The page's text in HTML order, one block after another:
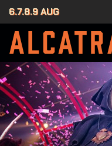
6.7.8.9 AUG